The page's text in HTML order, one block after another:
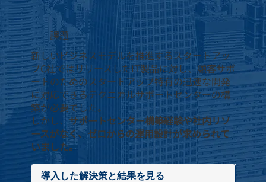
課題
新しいビジネスモデルを推進するスタートアッ
プC社ではリリースしたIT製品に対し、顧客サポ
ートのためのスタートアップ特有の迅速な開発
に対応できるテクニカルサポートセンターの構
築が必要でした。
しかし、サポートセンター構築経験や社内リソ
ースがなく、ゼロからの運用設計が求められて
いました。
導入した解決策と結果を見る